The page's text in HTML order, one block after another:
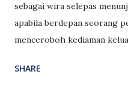
sebagai wira selepas
apabila berdepan seorang
menceroboh kediaman
bersembunyi walaupun
SHARE